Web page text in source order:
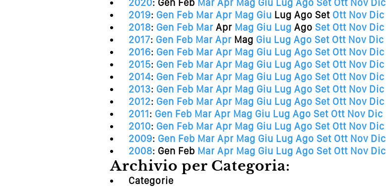
2020: Gen Feb Mar Apr Mag Giu Lug Ago Set Ott Nov Dic
2019: Gen Feb Mar Apr Mag Giu Lug Ago Set Ott Nov Dic
2018: Gen Feb Mar Apr Mag Giu Lug Ago Set Ott Nov Dic
2017: Gen Feb Mar Apr Mag Giu Lug Ago Set Ott Nov Dic
2016: Gen Feb Mar Apr Mag Giu Lug Ago Set Ott Nov Dic
2015: Gen Feb Mar Apr Mag Giu Lug Ago Set Ott Nov Dic
2014: Gen Feb Mar Apr Mag Giu Lug Ago Set Ott Nov Dic
2013: Gen Feb Mar Apr Mag Giu Lug Ago Set Ott Nov Dic
2012: Gen Feb Mar Apr Mag Giu Lug Ago Set Ott Nov Dic
2011: Gen Feb Mar Apr Mag Giu Lug Ago Set Ott Nov Dic
2010: Gen Feb Mar Apr Mag Giu Lug Ago Set Ott Nov Dic
2009: Gen Feb Mar Apr Mag Giu Lug Ago Set Ott Nov Dic
2008: Gen Feb Mar Apr Mag Giu Lug Ago Set Ott Nov Dic
Archivio per Categoria:
Categorie